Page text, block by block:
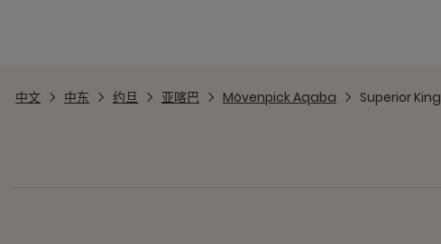
中文 中东 约旦 亚喀巴 Mövenpick Aqaba Superior King